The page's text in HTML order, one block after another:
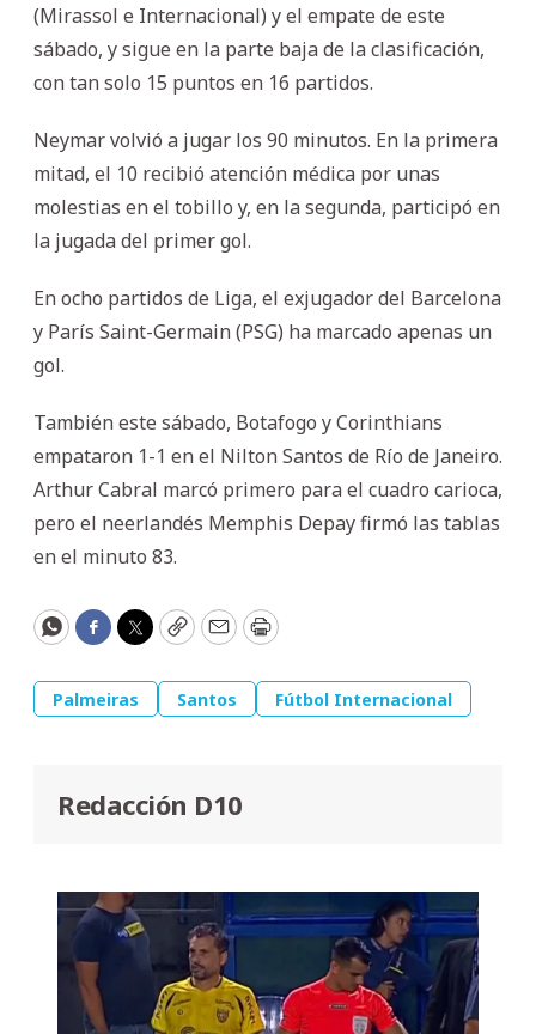
(Mirassol e Internacional) y el empate de este
sábado, y sigue en la parte baja de la clasificación,
con tan solo 15 puntos en 16 partidos.
Neymar volvió a jugar los 90 minutos. En la primera
mitad, el 10 recibió atención médica por unas
molestias en el tobillo y, en la segunda, participó en
la jugada del primer gol.
En ocho partidos de Liga, el exjugador del Barcelona
y París Saint-Germain (PSG) ha marcado apenas un
gol.
También este sábado, Botafogo y Corinthians
empataron 1-1 en el Nilton Santos de Río de Janeiro.
Arthur Cabral marcó primero para el cuadro carioca,
pero el neerlandés Memphis Depay firmó las tablas
en el minuto 83.
WhatsApp
Facebook
Twitter
CopyEmailPrint
Palmeiras Santos Fútbol Internacional
Redacción D10